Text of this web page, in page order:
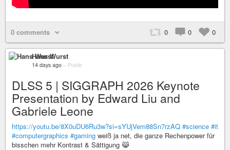
0 comments 0 0 0
Hans Wurst
14 days ago – Public
DLSS 5 | SIGGRAPH 2026 Keynote
Presentation by Edward Liu and
Gabriele Leone
https://youtu.be/8X0uDU6Ru3w?si=sYUjVem88Sn7rzAQ #science #it
#computergraphics #gaming weiß ja net, die ganze Rechenpower für
bisschen mehr Kontrast & Sättigung 😹